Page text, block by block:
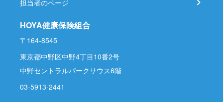
担当者のページ
HOYA健康保険組合
〒164-8545
東京都中野区中野4丁目10番2号
中野セントラルパークサウス6階
03-5913-2441